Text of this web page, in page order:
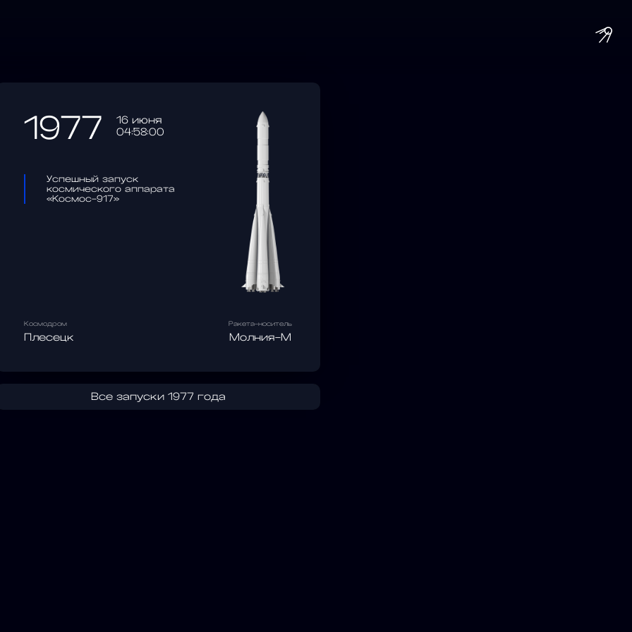
1977
16 июня
04:58:00
Успешный запуск
космического аппарата
«Космос-917»
Космодром
Плесецк
Ракета-носитель
Молния-М
Все запуски 1977 года